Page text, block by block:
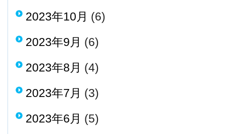
2023年10月 (6)
2023年9月 (6)
2023年8月 (4)
2023年7月 (3)
2023年6月 (5)